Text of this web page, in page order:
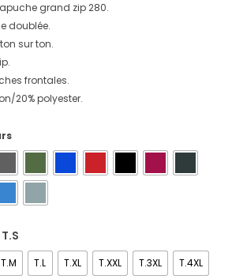
grand zip 280.
doublée.
sur ton.
frontales.
20% polyester.
T.M T.L T.XL T.XXL T.3XL T.4XL